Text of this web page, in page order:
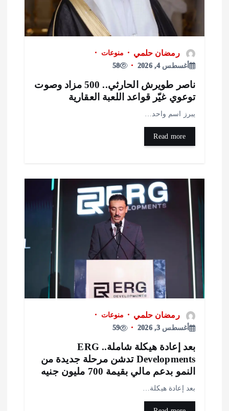
رمضان حلمي
منوعات
58
ناصر طويرش الحارثي.. 500 مزاد وصوت
غيّر قواعد اللعبة العقارية
اسم واحد…
رمضان حلمي
منوعات
أغسطس 3, 2026
59
بعد إعادة هيكلة شاملة.. ERG
Developments تدشن مرحلة جديدة من
بدعم مالي بقيمة 700 مليون جنيه
إعادة هيكلة…